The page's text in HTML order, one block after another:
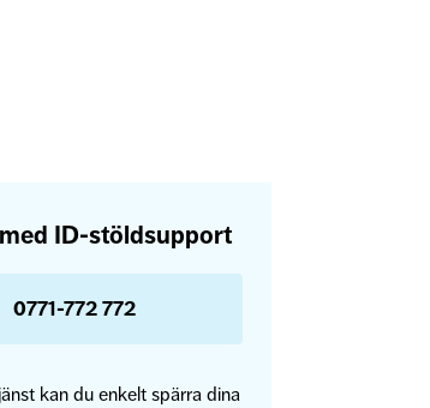
ID-stöldsupport
0771-772 772
kan du enkelt spärra dina